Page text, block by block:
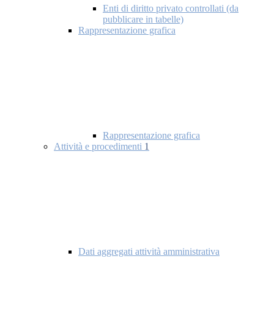
Enti di diritto privato controllati (da
pubblicare in tabelle)
Rappresentazione grafica
Rappresentazione grafica
Attività e procedimenti 1
Dati aggregati attività amministrativa